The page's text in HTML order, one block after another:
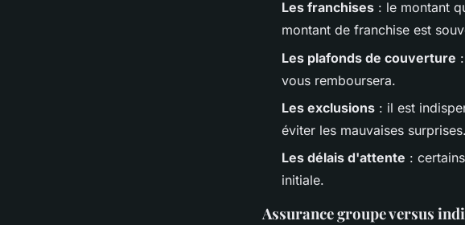
Les franchises : le montant
montant de franchise est
Les plafonds de couverture
vous remboursera.
Les exclusions : il est
éviter les mauvaises surprises.
Les délais d'attente :
initiale.
Assurance groupe versus